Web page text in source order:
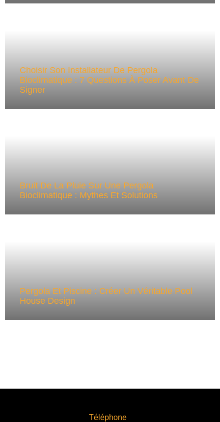
Choisir Son Installateur De Pergola
Bioclimatique : 7 Questions À Poser Avant De
Signer
Bruit De La Pluie Sur Une Pergola
Bioclimatique : Mythes Et Solutions
Pergola Et Piscine : Créer Un Véritable Pool
House Design
Téléphone